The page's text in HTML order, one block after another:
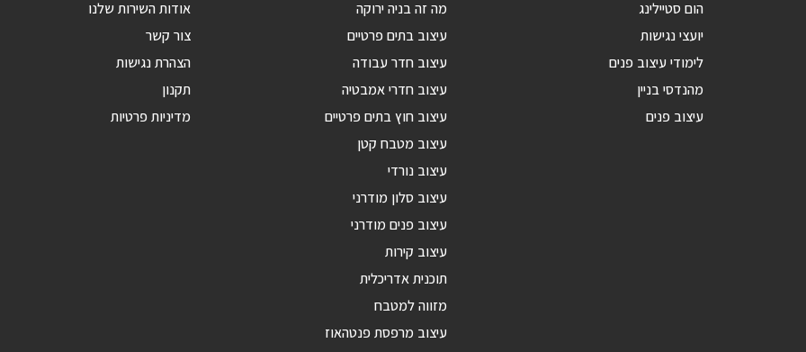
הום סטיילינג
יועצי נגישות
לימודי עיצוב פנים
מהנדסי בניין
עיצוב פנים
מה זה בניה ירוקה
עיצוב בתים פרטיים
עיצוב חדר עבודה
עיצוב חדרי אמבטיה
עיצוב חוץ בתים פרטיים
עיצוב מטבח קטן
עיצוב נורדי
עיצוב סלון מודרני
עיצוב פנים מודרני
עיצוב קירות
תוכנית אדריכלית
מזווה למטבח
עיצוב מרפסת פנטהאוז
אודות השירות שלנו
צור קשר
הצהרת נגישות
תקנון
מדיניות פרטיות